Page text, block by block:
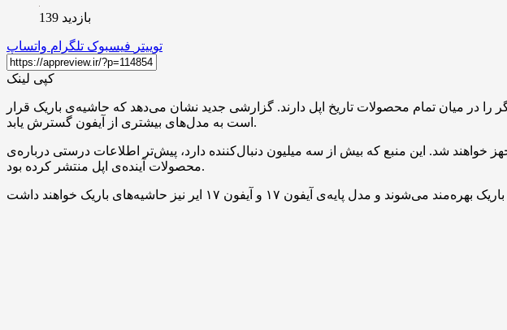
بازدید 139
توییتر فیسبوک تلگرام واتساپ
کپی لینک
حاشیه‌های نمایشگر را در میان تمام محصولات تاریخ اپل دارند. گزارشی جدید نشان می‌دهد که حاشیه‌ی باریک قرار
است به مدل‌های بیشتری از آیفون گسترش یابد.
۱۷ به نمایشگری با حاشیه‌ی باریک‌تر مجهز خواهند شد. این منبع که بیش از سه میلیون دنبال‌کننده دارد، پیش‌تر اطلاعات درستی درباره‌ی
محصولات آینده‌ی اپل منتشر کرده بود.